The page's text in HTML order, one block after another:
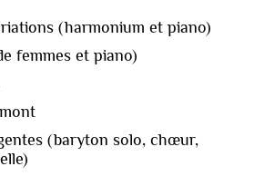
(harmonium et piano)
femmes et piano)
(baryton solo, chœur,